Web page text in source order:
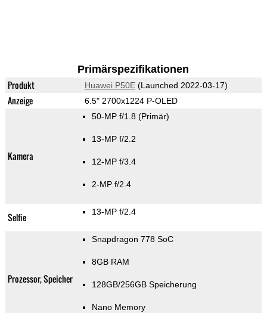
Primärspezifikationen
Produkt Huawei P50E(Launched 2022-03-17)
Anzeige 6.5" 2700x1224 P-OLED
Kamera
50-MP f/1.8 (Primär)
13-MP f/2.2
12-MP f/3.4
2-MP f/2.4
Selfie 13-MP f/2.4
Prozessor, Speicher
Snapdragon 778 SoC
8GB RAM
128GB/256GB Speicherung
Nano Memory